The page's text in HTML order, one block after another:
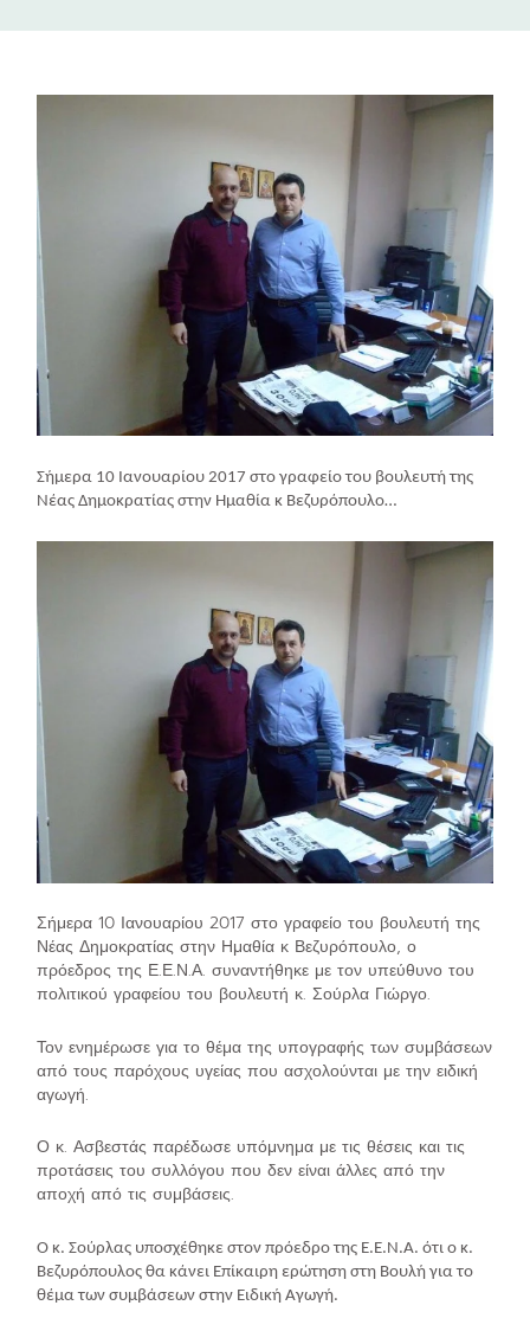
Σήμερα 10 Ιανουαρίου 2017 στο γραφείο του βουλευτή της
Νέας Δημοκρατίας στην Ημαθία κ Βεζυρόπουλο…
Σήμερα 10 Ιανουαρίου 2017 στο γραφείο του βουλευτή της
Νέας Δημοκρατίας στην Ημαθία κ Βεζυρόπουλο, ο
πρόεδρος της Ε.Ε.Ν.Α. συναντήθηκε με τον υπεύθυνο του
πολιτικού γραφείου του βουλευτή κ. Σούρλα Γιώργο.
Τον ενημέρωσε για το θέμα της υπογραφής των συμβάσεων
από τους παρόχους υγείας που ασχολούνται με την ειδική
αγωγή.
Ο κ. Ασβεστάς παρέδωσε υπόμνημα με τις θέσεις και τις
προτάσεις του συλλόγου που δεν είναι άλλες από την
αποχή από τις συμβάσεις.
Ο κ. Σούρλας υποσχέθηκε στον πρόεδρο της Ε.Ε.Ν.Α. ότι ο κ.
Βεζυρόπουλος θα κάνει Επίκαιρη ερώτηση στη Βουλή για το
θέμα των συμβάσεων στην Ειδική Αγωγή.